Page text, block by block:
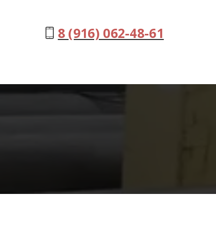
8 (916) 062-48-61